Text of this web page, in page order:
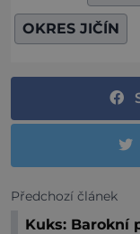
OKRES JIČÍN
Předchozí článek
Kuks: Barokní